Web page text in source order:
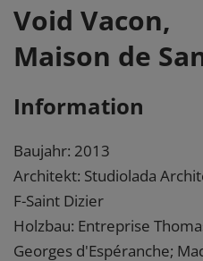
Void Vacon,
Maison de
Information
Baujahr: 2013
Architekt: Studiolada
F-Saint Dizier
Holzbau: Entreprise
Georges d'Espéranche;